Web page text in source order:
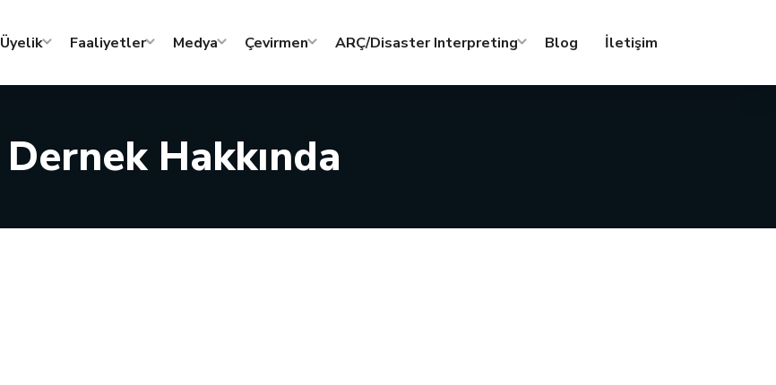
Üyelik Faaliyetler Medya Çevirmen ARÇ/Disaster Interpreting Blog İletişim
Dernek Hakkında